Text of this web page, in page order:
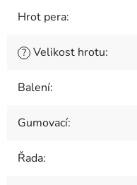
Hrot pera:
? Velikost hrotu:
Balení:
Gumovací:
Řada: